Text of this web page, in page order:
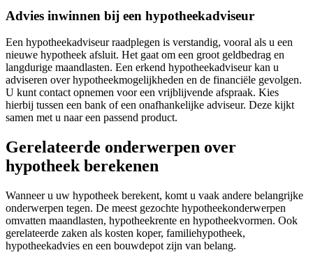
Advies inwinnen bij een hypotheekadviseur
Een hypotheekadviseur raadplegen is verstandig, vooral als u een
nieuwe hypotheek afsluit. Het gaat om een groot geldbedrag en
langdurige maandlasten. Een erkend hypotheekadviseur kan u
adviseren over hypotheekmogelijkheden en de financiële gevolgen.
U kunt contact opnemen voor een vrijblijvende afspraak. Kies
hierbij tussen een bank of een onafhankelijke adviseur. Deze kijkt
samen met u naar een passend product.
Gerelateerde onderwerpen over
hypotheek berekenen
Wanneer u uw hypotheek berekent, komt u vaak andere belangrijke
onderwerpen tegen. De meest gezochte hypotheekonderwerpen
omvatten maandlasten, hypotheekrente en hypotheekvormen. Ook
gerelateerde zaken als kosten koper, familiehypotheek,
hypotheekadvies en een bouwdepot zijn van belang.